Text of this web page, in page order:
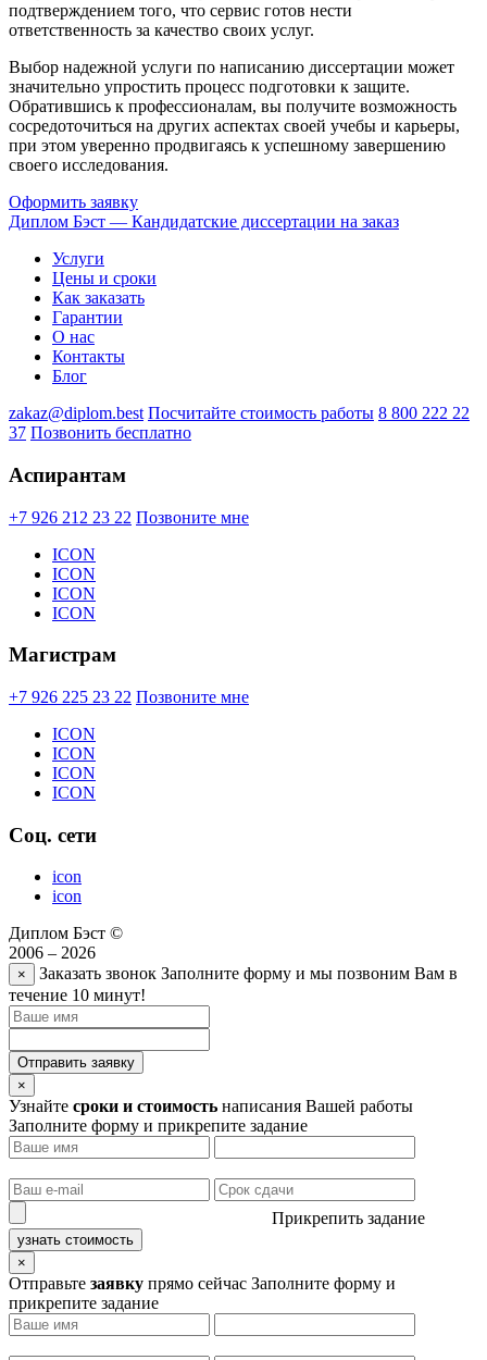
подтверждением того, что сервис готов нести
ответственность за качество своих услуг.
Выбор надежной услуги по написанию диссертации может
значительно упростить процесс подготовки к защите.
Обратившись к профессионалам, вы получите возможность
сосредоточиться на других аспектах своей учебы и карьеры,
при этом уверенно продвигаясь к успешному завершению
своего исследования.
Оформить заявку
Диплом Бэст — Кандидатские диссертации на заказ
Услуги
Цены и сроки
Как заказать
Гарантии
О нас
Контакты
Блог
zakaz@diplom.best Посчитайте стоимость работы 8 800 222 22
37 Позвонить бесплатно
Аспирантам
+7 926 212 23 22 Позвоните мне
ICON
ICON
ICON
ICON
Магистрам
+7 926 225 23 22 Позвоните мне
ICON
ICON
ICON
ICON
Соц. сети
icon
icon
Диплом Бэст ©
2006 – 2026
× Заказать звонок Заполните форму и мы позвоним Вам в
течение 10 минут!
Отправить заявку
×
Узнайте сроки и стоимость написания Вашей работы
Заполните форму и прикрепите задание
Прикрепить задание
узнать стоимость
×
Отправьте заявку прямо сейчас Заполните форму и
прикрепите задание